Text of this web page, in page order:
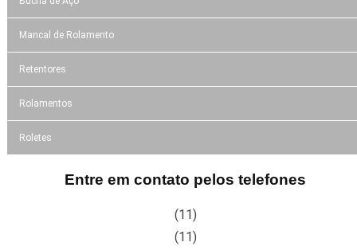
Mancal de Rolamento
Retentores
Rolamentos
Roletes
Entre em contato pelos telefones
(11)
(11)